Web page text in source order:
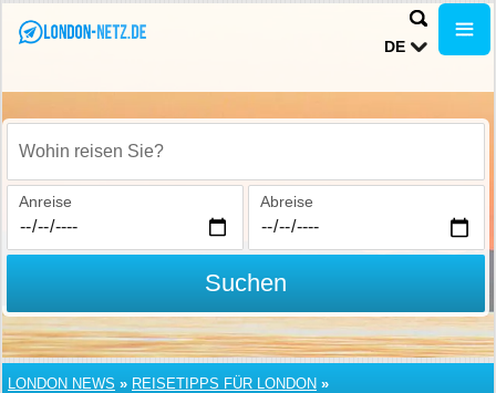
DE
Wohin reisen Sie?
Anreise Abreise
Suchen
LONDON NEWS » REISETIPPS FÜR LONDON »